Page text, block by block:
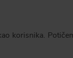
korisnika.